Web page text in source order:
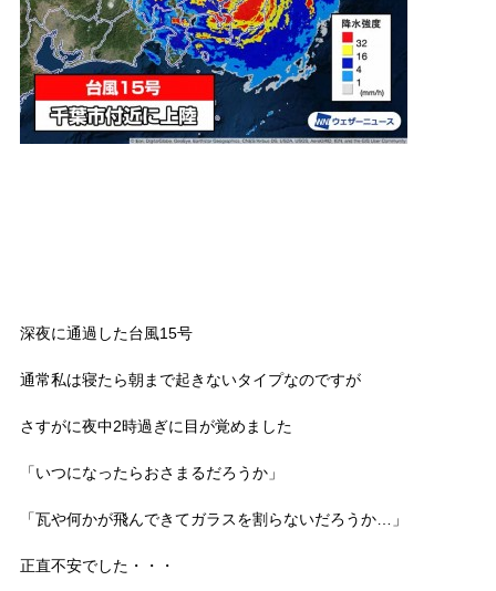
深夜に通過した台風15号
通常私は寝たら朝まで起きないタイプなのですが
さすがに夜中2時過ぎに目が覚めました
「いつになったらおさまるだろうか」
「瓦や何かが飛んできてガラスを割らないだろうか…」
正直不安でした・・・